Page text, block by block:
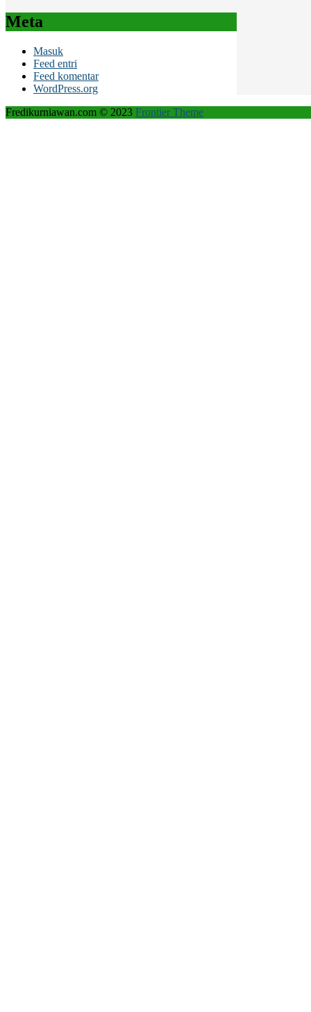
Meta
Masuk
Feed entri
Feed komentar
WordPress.org
Fredikurniawan.com © 2023 Frontier Theme